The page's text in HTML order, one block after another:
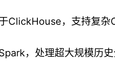
ClickHouse，支持复杂
，处理超大规模历